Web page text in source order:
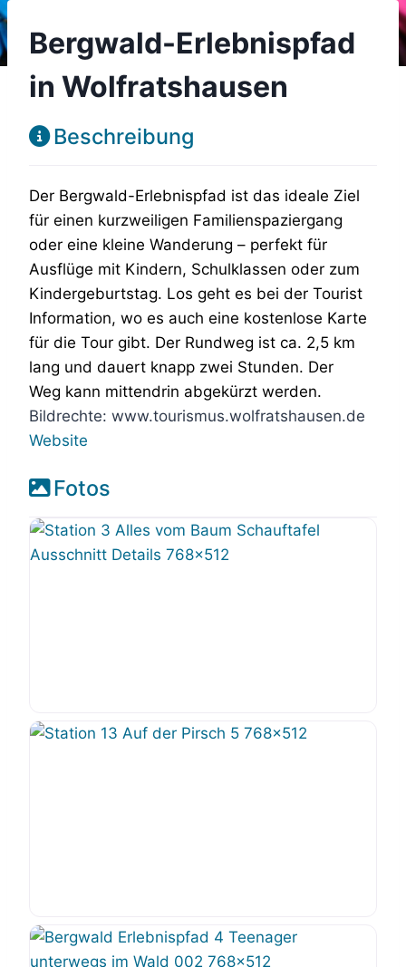
Bergwald-Erlebnispfad
in Wolfratshausen
Beschreibung
Der Bergwald-Erlebnispfad ist das ideale Ziel
für einen kurzweiligen Familienspaziergang
oder eine kleine Wanderung – perfekt für
Ausflüge mit Kindern, Schulklassen oder zum
Kindergeburtstag. Los geht es bei der Tourist
Information, wo es auch eine kostenlose Karte
für die Tour gibt. Der Rundweg ist ca. 2,5 km
lang und dauert knapp zwei Stunden. Der
Weg kann mittendrin abgekürzt werden.
Bildrechte: www.tourismus.wolfratshausen.de
Website
Fotos